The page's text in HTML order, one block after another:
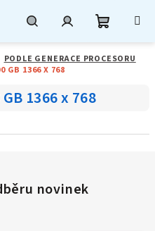
PODLE GENERACE PROCESORU
GB 1366 X 768
1366 x 768